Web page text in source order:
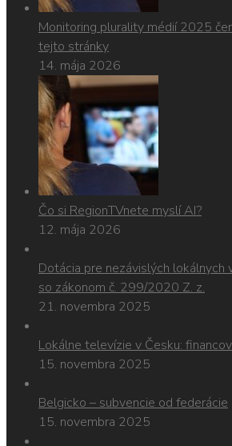
Monitoring plurality médií 2025
tejto stránky
14. mája 2026
Čo si RegionTVnete myslí AI?
12. mája 2026
Dotácia pre nezávislých
so zákonom č. 299/2020 Z. z.
21. novembra 2025
Lokálne televízie v Česku:
15. novembra 2025
Belgicko – subvencie od federácie
15. novembra 2025